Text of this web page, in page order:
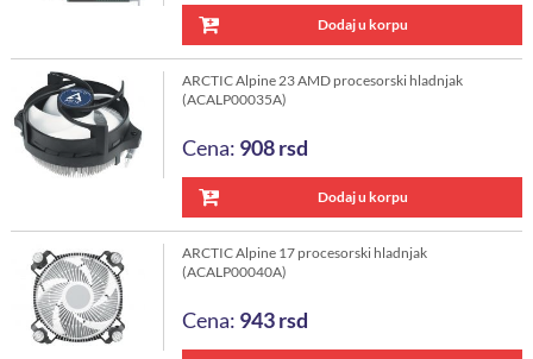
Dodaj u korpu
ARCTIC Alpine 23 AMD procesorski hladnjak
(ACALP00035A)
Cena: 908rsd
Dodaj u korpu
ARCTIC Alpine 17 procesorski hladnjak
(ACALP00040A)
Cena: 943rsd